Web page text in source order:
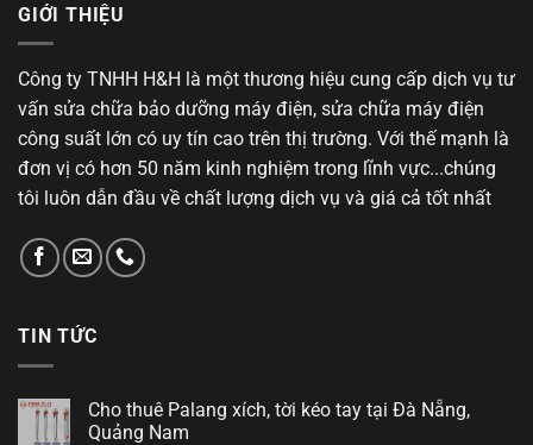
GIỚI THIỆU
Công ty TNHH H&H là một thương hiệu cung cấp dịch vụ tư
vấn sửa chữa bảo dưỡng máy điện, sửa chữa máy điện
công suất lớn có uy tín cao trên thị trường. Với thế mạnh là
đơn vị có hơn 50 năm kinh nghiệm trong lĩnh vực...chúng
tôi luôn dẫn đầu về chất lượng dịch vụ và giá cả tốt nhất
TIN TỨC
Cho thuê Palang xích, tời kéo tay tại Đà Nẵng,
Quảng Nam